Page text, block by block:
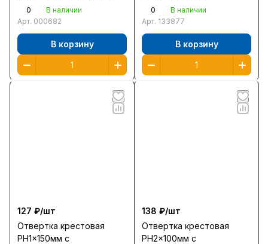
0
В наличии
Арт. 000682
В корзину
трехкомпонентной
рукояткой 25261-5,5-125
0
В наличии
Арт. 133877
В корзину
127 ₽/шт
Отвертка крестовая
PH1x150мм с
138 ₽/шт
Отвертка крестовая
PH2x100мм с